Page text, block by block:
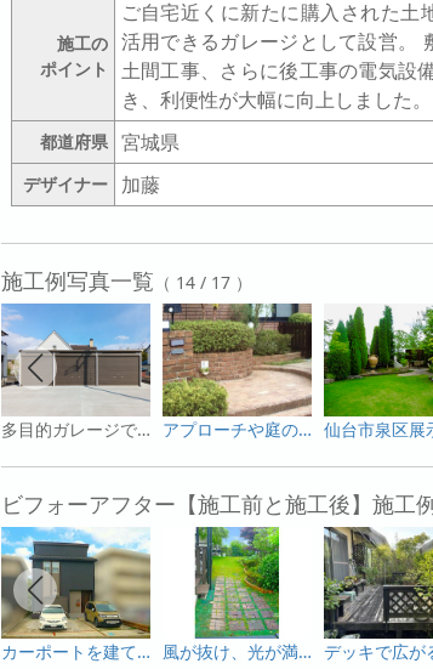
施工の
ポイント
ご自宅近くに新たに購入された土
活用できるガレージとして設営。
土間工事、さらに後工事の電気設
き、利便性が大幅に向上しました。
都道府県 宮城県
デザイナー 加藤
施工例写真一覧 （ 14 / 17 ）
多目的ガレージで、利便性も安心もフルサポート 仙台市 アプローチや庭の出入り口をおしゃれに演出！ 仙台市
ビフォーアフター【施工前と施工後】施工
カーポートを建てて、出かける朝を気持ちよく。 仙台市 風が抜け、光が満ちる。生まれ変わったやすらぎの庭。 仙台市